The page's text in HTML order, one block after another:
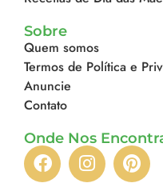
Sobre
Quem somos
Termos de Política e
Anuncie
Contato
Onde Nos